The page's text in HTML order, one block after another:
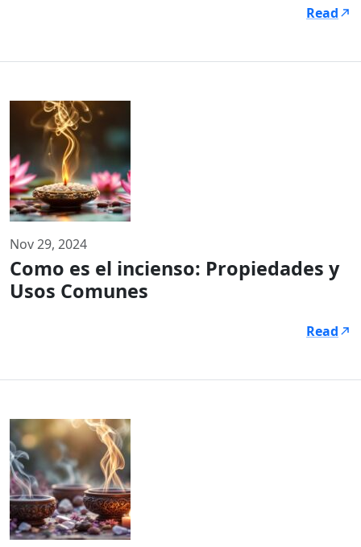
Read
Nov 29, 2024
Como es el incienso: Propiedades y
Usos Comunes
Read